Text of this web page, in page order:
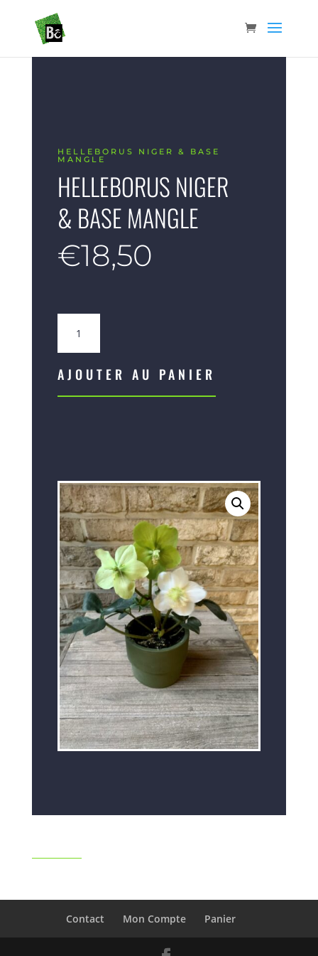
HELLEBORUS NIGER & BASE
MANGLE
HELLEBORUS NIGER
& BASE MANGLE
€18,50
Helleborus
Niger
base
AJOUTER AU PANIER
Contact Mon Compte Panier